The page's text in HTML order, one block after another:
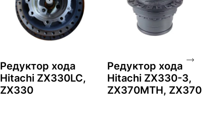
Редуктор хода
Hitachi ZX330LC,
ZX330
Редуктор хода
Hitachi ZX330-3,
ZX370MTH, ZX370